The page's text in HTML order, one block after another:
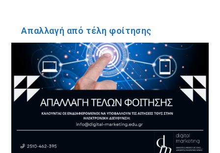
Απαλλαγή από τέλη φοίτησης